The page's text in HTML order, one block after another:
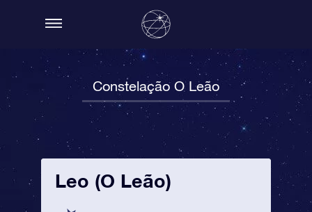
Constelação O Leão
Leo (O Leão)